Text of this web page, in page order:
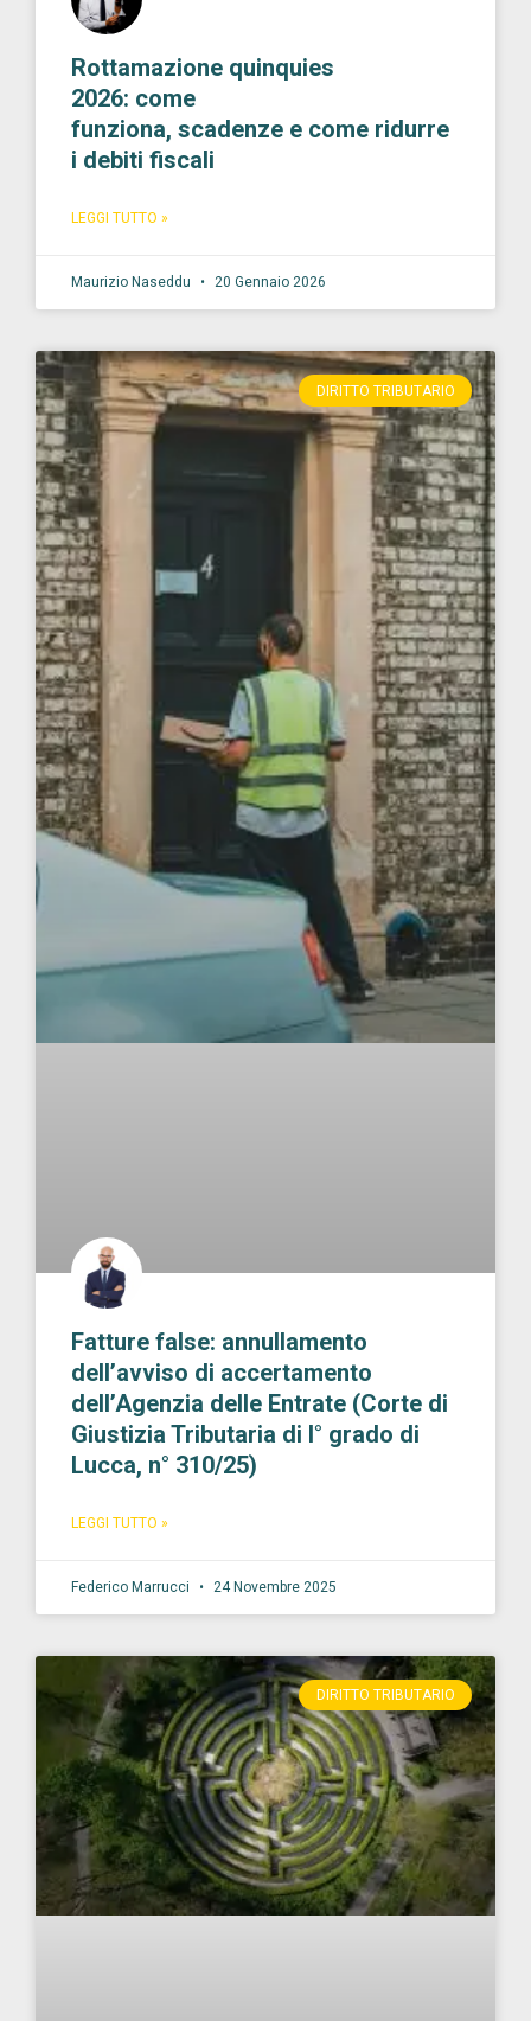
Rottamazione quinquies
2026: come
funziona, scadenze e come ridurre
i debiti fiscali
LEGGI TUTTO »
Maurizio Naseddu 20 Gennaio 2026
DIRITTO TRIBUTARIO
Fatture false: annullamento
dell’avviso di accertamento
dell’Agenzia delle Entrate (Corte di
Giustizia Tributaria di I° grado di
Lucca, n° 310/25)
LEGGI TUTTO »
Federico Marrucci 24 Novembre 2025
DIRITTO TRIBUTARIO